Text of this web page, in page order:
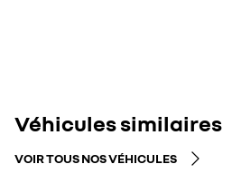
Véhicules similaires
VOIR TOUS NOS VÉHICULES